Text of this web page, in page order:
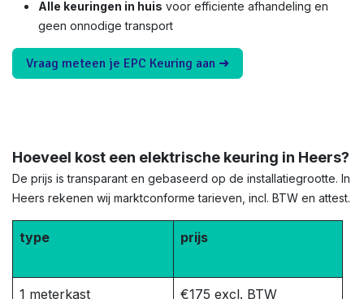
Alle keuringen in huis voor efficiente afhandeling en
geen onnodige transport
Vraag meteen je EPC Keuring aan ➜
Hoeveel kost een elektrische keuring in Heers?
De prijs is transparant en gebaseerd op de installatiegrootte. In
Heers rekenen wij marktconforme tarieven, incl. BTW en attest.
type prijs
1 meterkast €175 excl. BTW